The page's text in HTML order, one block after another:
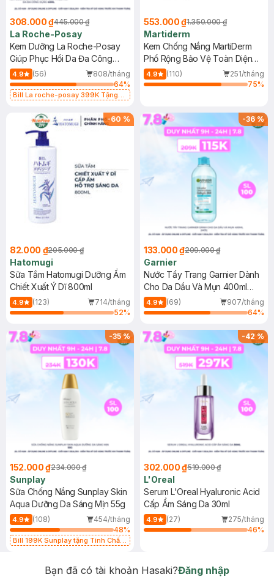
308.000 ₫445.000 ₫
La Roche-Posay
Kem Dưỡng La Roche-Posay
Giúp Phục Hồi Da Đa Công
Dụng 40ml
4.9 (56)
808/tháng
64%
Bill La roche-posay 399K Tặng
(SL có hạn)
553.000 ₫1.350.000 ₫
Martiderm
Kem Chống Nắng MartiDerm
Phổ Rộng Bảo Vệ Toàn Diện
40ml
4.9 (110)
251/tháng
75%
-60 %
82.000 ₫205.000 ₫
Hatomugi
Sữa Tắm Hatomugi Dưỡng Ẩm
Chiết Xuất Ý Dĩ 800ml
4.9 (123)
714/tháng
52%
-36%
133.000 ₫209.000 ₫
Garnier
Nước Tẩy Trang Garnier Dành
Cho Da Dầu Và Mụn 400ml
(Mới)
4.9 (69)
907/tháng
64%
-35%
152.000 ₫234.000 ₫
Sunplay
Sữa Chống Nắng Sunplay Skin
Aqua Dưỡng Da Sáng Mịn 55g
4.9 (108)
454/tháng
48%
Bill 199K Sunplay tặng Tinh Chất
-42%
302.000 ₫519.000 ₫
L'Oreal
Serum L'Oreal Hyaluronic Acid
Cấp Ẩm Sáng Da 30ml
4.9 (27)
275/tháng
46%
Bạn đã có tài khoản Hasaki?Đăng nhập